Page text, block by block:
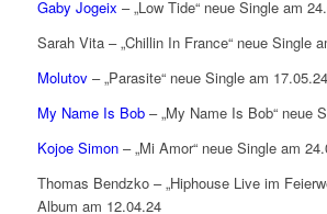
Gaby Jogeix – „Low Tide“ neue Single am
Sarah Vita – „Chillin In France“ neue Single
Molutov– „Parasite“ neue Single am 17.05.24
My Name Is Bob– „My Name Is Bob“ neue
Kojoe Simon– „Mi Amor“ neue Single am
Thomas Bendzko – „Hiphouse Live im
Album am 12.04.24